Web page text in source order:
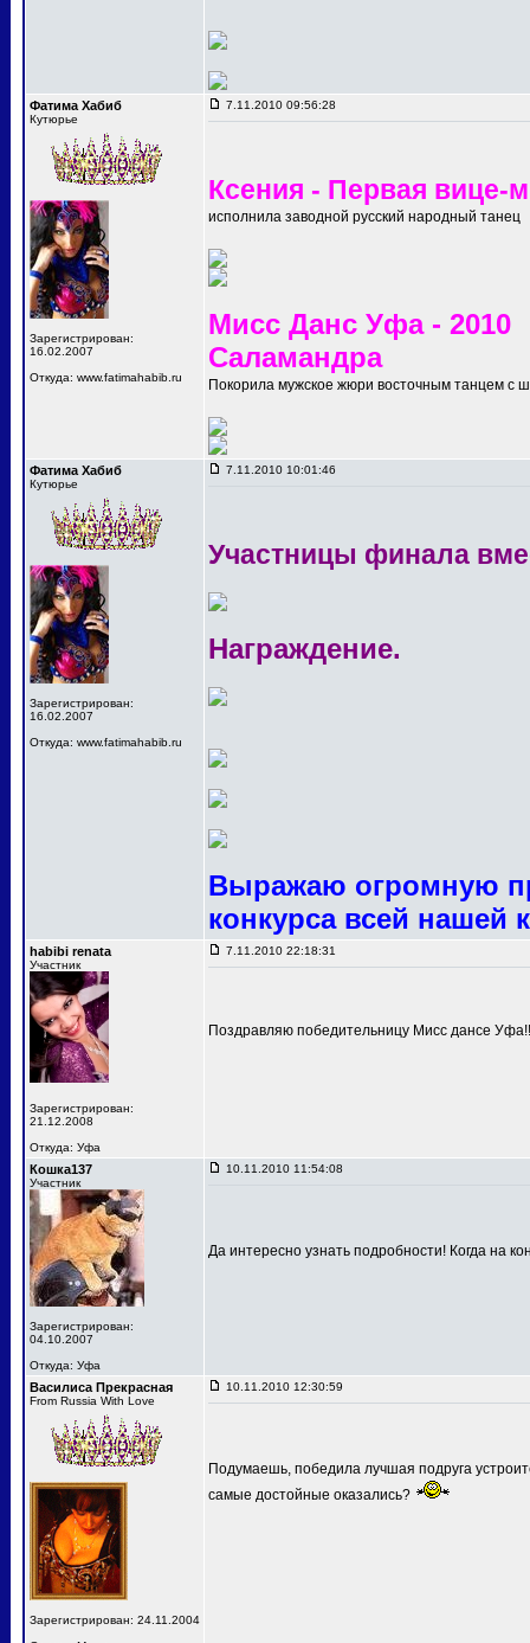
Фатима Хабиб
Кутюрье
Зарегистрирован:
16.02.2007
Откуда: www.fatimahabib.ru
7.11.2010 09:56:28
Ксения - Первая вице-
исполнила заводной русский народный танец
Мисс Данс Уфа - 2010
Саламандра
Покорила мужское жюри восточным танцем с
Фатима Хабиб
Кутюрье
Зарегистрирован:
16.02.2007
Откуда: www.fatimahabib.ru
7.11.2010 10:01:46
Участницы финала
Награждение.
Выражаю огромную
конкурса всей нашей
habibi renata
Участник
Зарегистрирован:
21.12.2008
Откуда: Уфа
7.11.2010 22:18:31
Поздравляю победительницу Мисс дансе
Кошка137
Участник
Зарегистрирован:
04.10.2007
Откуда: Уфа
10.11.2010 11:54:08
Да интересно узнать подробности! Когда на
Василиса Прекрасная
From Russia With Love
Зарегистрирован: 24.11.2004
10.11.2010 12:30:59
Подумаешь, победила лучшая подруга
самые достойные оказались?